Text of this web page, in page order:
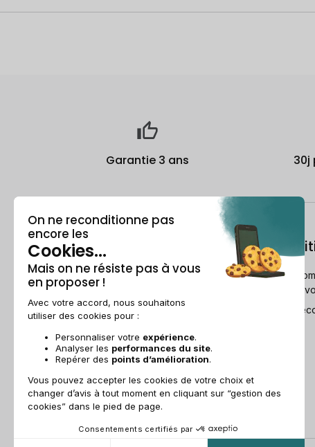
Garantie 3 ans 30j
À propos
Qui est Recommerce® ?
Parrainage
Ils parlent de nous
Recommerce group
Le
Comment
reconditionne
Le Guide du